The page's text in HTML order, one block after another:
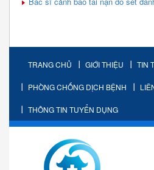
TRANG CHỦ GIỚI THIỆU TIN
PHÒNG CHỐNG DỊCH BỆNH
THÔNG TIN TUYỂN DỤNG